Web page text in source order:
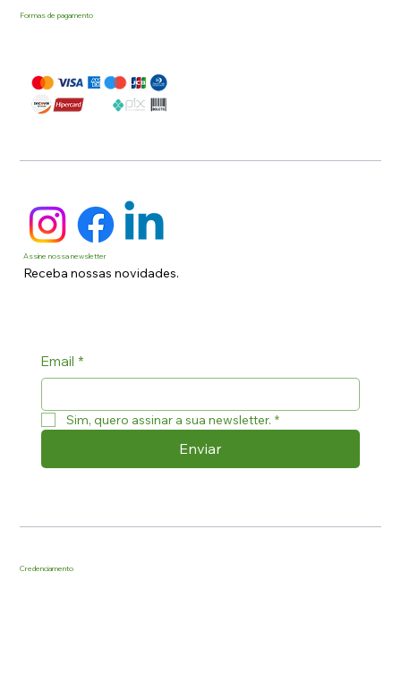
Formas de pagamento
Assine nossa newsletter
Receba nossas novidades.
Email *
Sim, quero assinar a sua newsletter. *
Enviar
Credenciamento